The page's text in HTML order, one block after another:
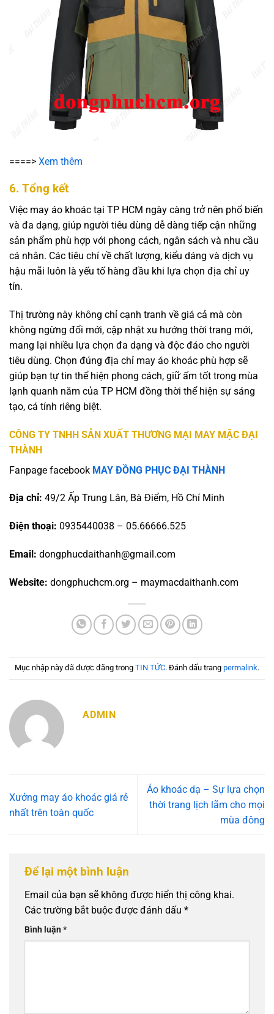
====> Xem thêm
6. Tổng kết
Việc may áo khoác tại TP HCM ngày càng trở nên phổ biến
và đa dạng, giúp người tiêu dùng dễ dàng tiếp cận những
sản phẩm phù hợp với phong cách, ngân sách và nhu cầu
cá nhân. Các tiêu chí về chất lượng, kiểu dáng và dịch vụ
hậu mãi luôn là yếu tố hàng đầu khi lựa chọn địa chỉ uy
tín.
Thị trường này không chỉ cạnh tranh về giá cả mà còn
không ngừng đổi mới, cập nhật xu hướng thời trang mới,
mang lại nhiều lựa chọn đa dạng và độc đáo cho người
tiêu dùng. Chọn đúng địa chỉ may áo khoác phù hợp sẽ
giúp bạn tự tin thể hiện phong cách, giữ ấm tốt trong mùa
lạnh quanh năm của TP HCM đồng thời thể hiện sự sáng
tạo, cá tính riêng biệt.
CÔNG TY TNHH SẢN XUẤT THƯƠNG MẠI MAY MẶC ĐẠI
THÀNH
Fanpage facebook MAY ĐỒNG PHỤC ĐẠI THÀNH
Địa chỉ: 49/2 Ấp Trung Lân, Bà Điểm, Hồ Chí Minh
Điện thoại: 0935440038 – 05.66666.525
Email: dongphucdaithanh@gmail.com
Website: dongphuchcm.org – maymacdaithanh.com
Mục nhập này đã được đăng trong TIN TỨC. Đánh dấu trang permalink.
ADMIN
Xưởng may áo khoác giá rẻ
nhất trên toàn quốc
Áo khoác dạ – Sự lựa chọn
thời trang lịch lãm cho mọi
mùa đông
Để lại một bình luận
Email của bạn sẽ không được hiển thị công khai.
Các trường bắt buộc được đánh dấu *
Bình luận*